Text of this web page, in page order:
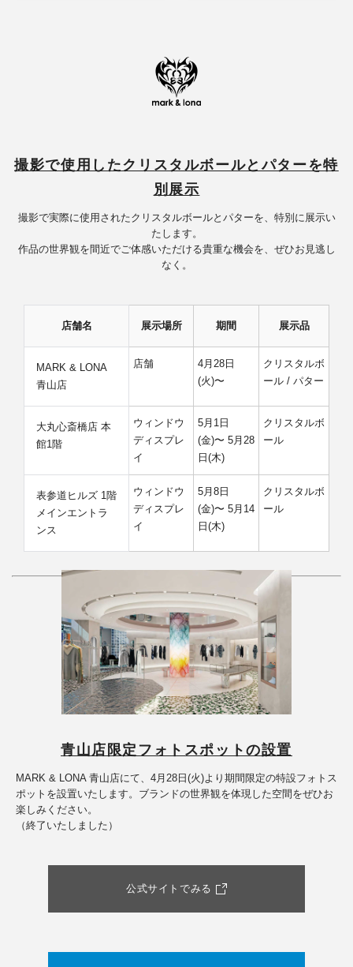
撮影で使用したクリスタルボールとパターを特
別展示
撮影で実際に使用されたクリスタルボールとパターを、特別に展示い
たします。
作品の世界観を間近でご体感いただける貴重な機会を、ぜひお見逃し
なく。
店舗名 展示場所 期間 展示品
MARK & LONA
青山店
店舗
4月28日
(火)〜
クリスタルボ
ール / パター
大丸心斎橋店 本
館1階
ウィンドウ
ディスプレ
イ
5月1日
(金)〜 5月28
日(木)
クリスタルボ
ール
表参道ヒルズ 1階
メインエントラ
ンス
ウィンドウ
ディスプレ
イ
5月8日
(金)〜 5月14
日(木)
クリスタルボ
ール
青山店限定フォトスポットの設置
MARK & LONA 青山店にて、4月28日(火)より期間限定の特設フォトス
ポットを設置いたします。ブランドの世界観を体現した空間をぜひお
楽しみください。
（終了いたしました）
公式サイトでみる